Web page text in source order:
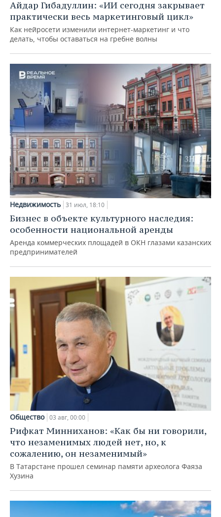
Айдар Гибадуллин: «ИИ сегодня закрывает
практически весь маркетинговый цикл»
Как нейросети изменили интернет-маркетинг и что
делать, чтобы оставаться на гребне волны
Недвижимость 31 июл, 18:10
Бизнес в объекте культурного наследия:
особенности национальной аренды
Аренда коммерческих площадей в ОКН глазами казанских
предпринимателей
Общество 03 авг, 00:00
Рифкат Минниханов: «Как бы ни говорили,
что незаменимых людей нет, но, к
сожалению, он незаменимый»
В Татарстане прошел семинар памяти археолога Фаяза
Хузина